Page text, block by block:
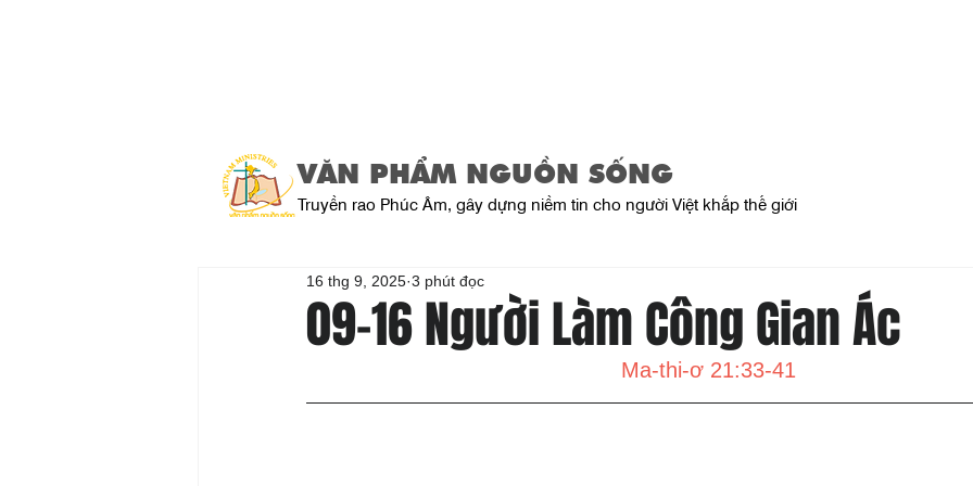
VĂN PHẨM NGUỒN SỐNG
Truyền rao Phúc Âm, gây dựng niềm tin cho người Việt khắp thế giới
09-16 Người Làm Công Gian Ác
16 thg 9, 2025 3 phút đọc
Ma-thi-ơ 21:33-41